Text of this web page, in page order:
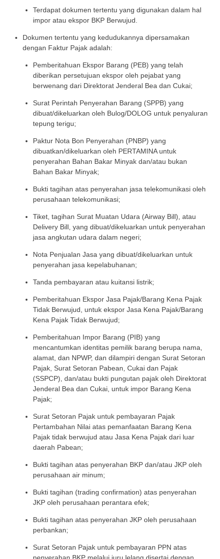
Terdapat dokumen tertentu yang digunakan dalam hal
impor atau ekspor BKP Berwujud.
Dokumen tertentu yang kedudukannya dipersamakan
dengan Faktur Pajak adalah:
Pemberitahuan Ekspor Barang (PEB) yang telah
diberikan persetujuan ekspor oleh pejabat yang
berwenang dari Direktorat Jenderal Bea dan Cukai;
Surat Perintah Penyerahan Barang (SPPB) yang
dibuat/dikeluarkan oleh Bulog/DOLOG untuk penyaluran
tepung terigu;
Paktur Nota Bon Penyerahan (PNBP) yang
dibuatkan/dikeluarkan oleh PERTAMINA untuk
penyerahan Bahan Bakar Minyak dan/atau bukan
Bahan Bakar Minyak;
Bukti tagihan atas penyerahan jasa telekomunikasi oleh
perusahaan telekomunikasi;
Tiket, tagihan Surat Muatan Udara (Airway Bill), atau
Delivery Bill, yang dibuat/dikeluarkan untuk penyerahan
jasa angkutan udara dalam negeri;
Nota Penjualan Jasa yang dibuat/dikeluarkan untuk
penyerahan jasa kepelabuhanan;
Tanda pembayaran atau kuitansi listrik;
Pemberitahuan Ekspor Jasa Pajak/Barang Kena Pajak
Tidak Berwujud, untuk ekspor Jasa Kena Pajak/Barang
Kena Pajak Tidak Berwujud;
Pemberitahuan Impor Barang (PIB) yang
mencantumkan identitas pemilik barang berupa nama,
alamat, dan NPWP, dan dilampiri dengan Surat Setoran
Pajak, Surat Setoran Pabean, Cukai dan Pajak
(SSPCP), dan/atau bukti pungutan pajak oleh Direktorat
Jenderal Bea dan Cukai, untuk impor Barang Kena
Pajak;
Surat Setoran Pajak untuk pembayaran Pajak
Pertambahan Nilai atas pemanfaatan Barang Kena
Pajak tidak berwujud atau Jasa Kena Pajak dari luar
daerah Pabean;
Bukti tagihan atas penyerahan BKP dan/atau JKP oleh
perusahaan air minum;
Bukti tagihan (trading confirmation) atas penyerahan
JKP oleh perusahaan perantara efek;
Bukti tagihan atas penyerahan JKP oleh perusahaan
perbankan;
Surat Setoran Pajak untuk pembayaran PPN atas